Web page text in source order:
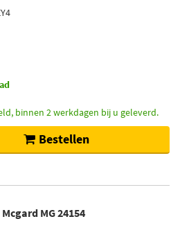
binnen 2 werkdagen bij u geleverd.
Bestellen
MG 24154